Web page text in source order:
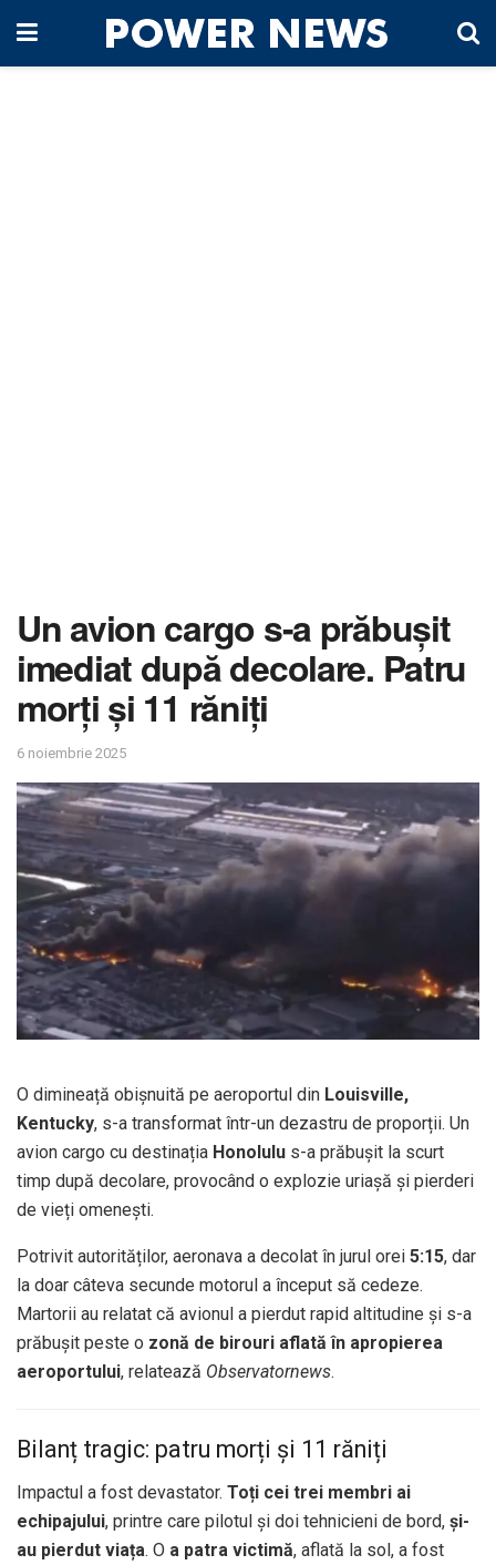
Un avion cargo s-a prăbușit
imediat după decolare. Patru
morți și 11 răniți
6 noiembrie 2025
O dimineață obișnuită pe aeroportul din Louisville,
Kentucky, s-a transformat într-un dezastru de proporții. Un
avion cargo cu destinația Honolulu s-a prăbușit la scurt
timp după decolare, provocând o explozie uriașă și pierderi
de vieți omenești.
Potrivit autorităților, aeronava a decolat în jurul orei 5:15, dar
la doar câteva secunde motorul a început să cedeze.
Martorii au relatat că avionul a pierdut rapid altitudine și s-a
prăbușit peste o zonă de birouri aflată în apropierea
aeroportului, relatează Observatornews.
Bilanț tragic: patru morți și 11 răniți
Impactul a fost devastator. Toți cei trei membri ai
echipajului, printre care pilotul și doi tehnicieni de bord, și-
au pierdut viața. O a patra victimă, aflată la sol, a fost